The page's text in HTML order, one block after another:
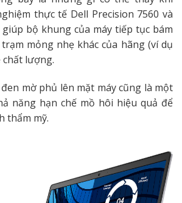
thực tế Dell Precision 7560 và
bộ khung của máy tiếp tục bám
mỏng nhẹ khác của hãng (ví dụ
chất lượng.
mờ phủ lên mặt máy cũng là một
năng hạn chế mồ hôi hiệu quả để
thẩm mỹ.